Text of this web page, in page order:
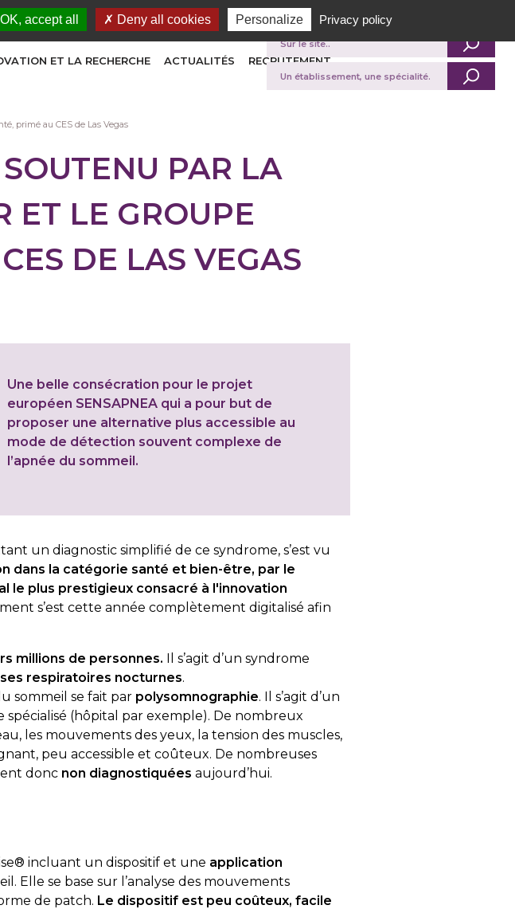
ET LA RECHERCHE ACTUALITÉS RECRUTEMENT
Je recherche
primé au CES de Las Vegas
PAR LA
ET LE GROUPE
DE LAS VEGAS
Une belle consécration pour le projet
européen SENSAPNEA qui a pour but de
proposer une alternative plus accessible au
mode de détection souvent complexe de
l’apnée du sommeil.
un diagnostic simplifié de ce syndrome, s’est vu
dans la catégorie santé et bien-être, par le
le plus prestigieux consacré à l'innovation
s’est cette année complètement digitalisé afin
millions de personnes. Il s’agit d’un syndrome
respiratoires nocturnes.
sommeil se fait par polysomnographie. Il s’agit d’un
(hôpital par exemple). De nombreux
les mouvements des yeux, la tension des muscles,
peu accessible et coûteux. De nombreuses
donc non diagnostiquées aujourd’hui.
incluant un dispositif et une application
Elle se base sur l’analyse des mouvements
de patch. Le dispositif est peu coûteux, facile
OK, accept all Deny all cookies Personalize Privacy policy